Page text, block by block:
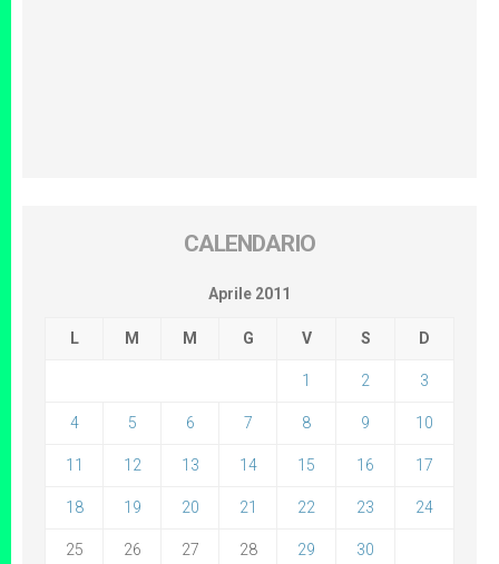
CALENDARIO
Aprile 2011
L M M G V S D
1 2 3
4 5 6 7 8 9 10
11 12 13 14 15 16 17
18 19 20 21 22 23 24
25 26 27 28 29 30